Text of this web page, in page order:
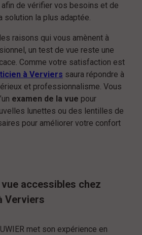
afin de vérifier vos besoins et de
solution la plus adaptée.
raisons qui vous amènent à
un test de vue reste une
Comme votre satisfaction est
à Verviers saura répondre à
et professionnalisme. Vous
examen de la vue pour
lunettes ou des lentilles de
pour améliorer votre confort
accessibles chez
Verviers
met son expérience en